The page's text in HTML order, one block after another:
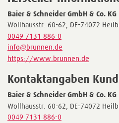
Baier & Schneider GmbH & Co. KG
Wollhausstr. 60-62, DE-74072
0049 7131 886-0
info@brunnen.de
https://www.brunnen.de
Kontaktangaben
Baier & Schneider GmbH & Co. KG
Wollhausstr. 60-62, DE-74072
0049 7131 886-0